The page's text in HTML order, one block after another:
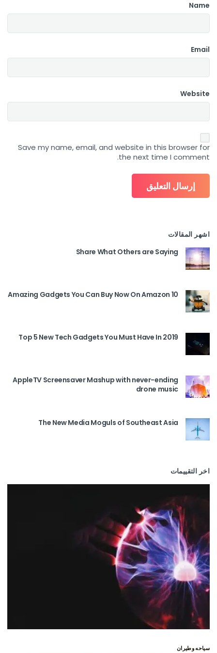
Name
Email
Website
Save my name, email, and website in this browser for
the next time I comment.
اشهر المقالات
Share What Others are Saying
10 Amazing Gadgets You Can Buy Now On Amazon
Top 5 New Tech Gadgets You Must Have In 2019
AppleTV Screensaver Mashup with never-ending
drone music
The New Media Moguls of Southeast Asia
اخر التقييمات
سياحه وطيران